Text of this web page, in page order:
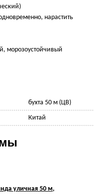
нарастить
морозоустойчивый
бухта 50 м (ЦВ)
Китай
уличная 50 м,